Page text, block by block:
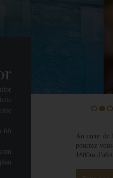
66
Au cœur de
pourrez
1600m